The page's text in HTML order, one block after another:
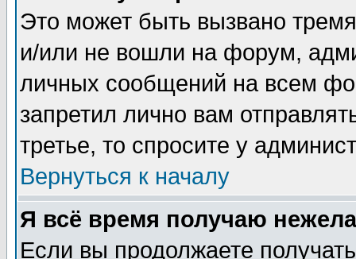
Это может быть вызвано
и/или не вошли на форум,
личных сообщений на всем
запретил лично вам
третье, то спросите у
Вернуться к началу
Я всё время получаю
Если вы продолжаете